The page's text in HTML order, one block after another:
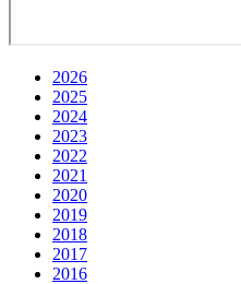
2026
2025
2024
2023
2022
2021
2020
2019
2018
2017
2016